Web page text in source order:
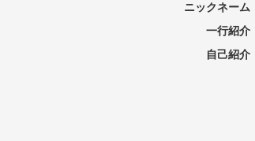
ニックネーム
一行紹介
自己紹介